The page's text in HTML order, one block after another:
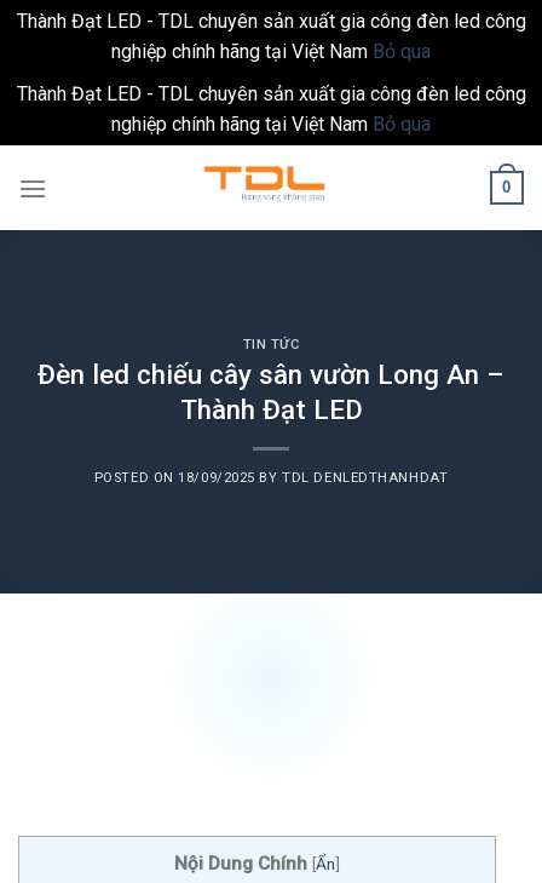
Thành Đạt LED - TDL chuyên sản xuất gia công đèn led công
nghiệp chính hãng tại Việt Nam Bỏ qua
Thành Đạt LED - TDL chuyên sản xuất gia công đèn led công
nghiệp chính hãng tại Việt Nam Bỏ qua
0
TIN TỨC
Đèn led chiếu cây sân vườn Long An –
Thành Đạt LED
POSTED ON18/09/2025 BYTDL DENLEDTHANHDAT
Nội Dung Chính [Ẩn]